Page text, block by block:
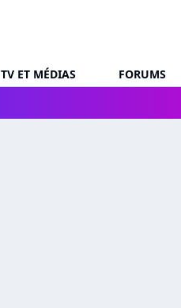
TV ET MÉDIAS
FORUMS